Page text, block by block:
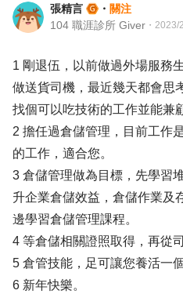
張精言 ・ 關注
104 職涯診所 Giver ・ 2023/
1 剛退伍，以前做過外場服務
做送貨司機，最近幾天都會思
找個可以吃技術的工作並能兼
2 擔任過倉儲管理，目前工作
的工作，適合您。
3 倉儲管理做為目標，先學習
升企業倉儲效益，倉儲作業及
邊學習倉儲管理課程。
4 等倉儲相關證照取得，再從
5 倉管技能，足可讓您養活一個
6 新年快樂。